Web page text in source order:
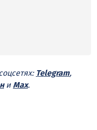
Telegram,
и Max.